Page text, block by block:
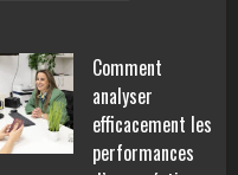
Comment
analyser
efficacement les
performances